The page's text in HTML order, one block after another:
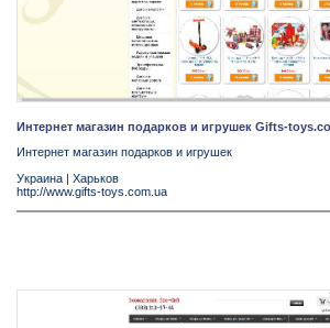
Интернет магазин подарков и игрушек Gifts-
Интернет магазин подарков и игрушек
Украина | Харьков
http://www.gifts-toys.com.ua